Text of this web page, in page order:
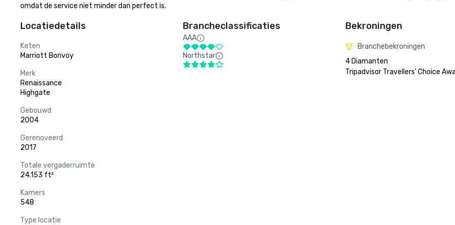
omdat de service niet minder dan perfect is.
Locatiedetails
Keten
Marriott Bonvoy
Merk
Renaissance
Highgate
Gebouwd
2004
Gerenoveerd
2017
Totale vergaderruimte
24.153 ft²
Kamers
548
Type locatie
Brancheclassificaties
AAA
Northstar
Bekroningen
Branchebekroningen
4 Diamanten
Tripadvisor Travellers' Choice